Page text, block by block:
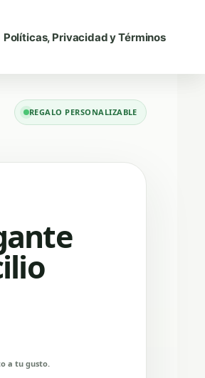
Políticas, Privacidad y Términos
REGALO PERSONALIZABLE
a tu gusto.